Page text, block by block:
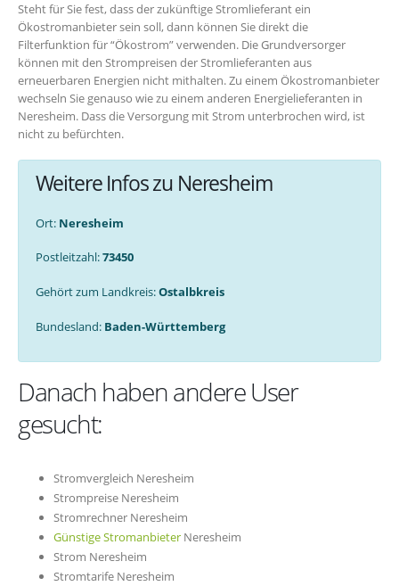
Steht für Sie fest, dass der zukünftige Stromlieferant ein
Ökostromanbieter sein soll, dann können Sie direkt die
Filterfunktion für “Ökostrom” verwenden. Die Grundversorger
können mit den Strompreisen der Stromlieferanten aus
erneuerbaren Energien nicht mithalten. Zu einem Ökostromanbieter
wechseln Sie genauso wie zu einem anderen Energielieferanten in
Neresheim. Dass die Versorgung mit Strom unterbrochen wird, ist
nicht zu befürchten.
Weitere Infos zu Neresheim
Ort: Neresheim
Postleitzahl:73450
Gehört zum Landkreis:Ostalbkreis
Bundesland: Baden-Württemberg
Danach haben andere User
gesucht:
Stromvergleich Neresheim
Strompreise Neresheim
Stromrechner Neresheim
Günstige Stromanbieter Neresheim
Strom Neresheim
Stromtarife Neresheim